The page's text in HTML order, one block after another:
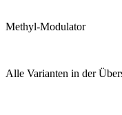
Methyl-Modulator
Alle Varianten in der